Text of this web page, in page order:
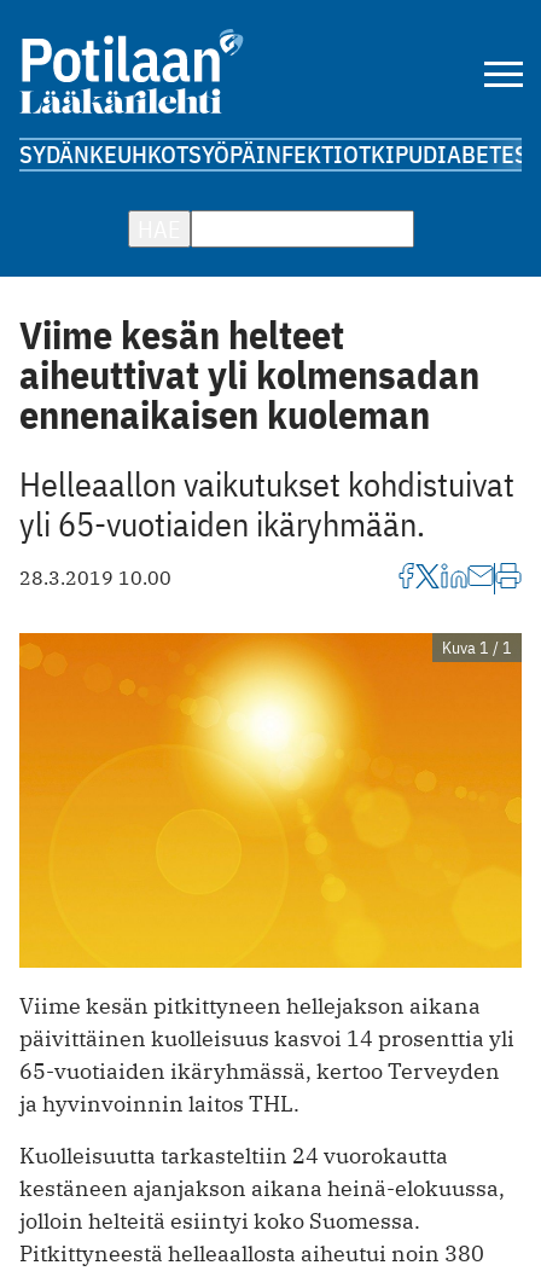
SYDÄNKEUHKOTSYÖPÄINFEKTIOTKIPUDIABETES
Viime kesän helteet
aiheuttivat yli kolmensadan
ennenaikaisen kuoleman
Helleaallon vaikutukset kohdistuivat
yli 65-vuotiaiden ikäryhmään.
28.3.2019 10.00
Kuva 1 / 1
Viime kesän pitkittyneen hellejakson aikana
päivittäinen kuolleisuus kasvoi 14 prosenttia yli
65-vuotiaiden ikäryhmässä, kertoo Terveyden
ja hyvinvoinnin laitos THL.
Kuolleisuutta tarkasteltiin 24 vuorokautta
kestäneen ajanjakson aikana heinä-elokuussa,
jolloin helteitä esiintyi koko Suomessa.
Pitkittyneestä helleaallosta aiheutui noin 380